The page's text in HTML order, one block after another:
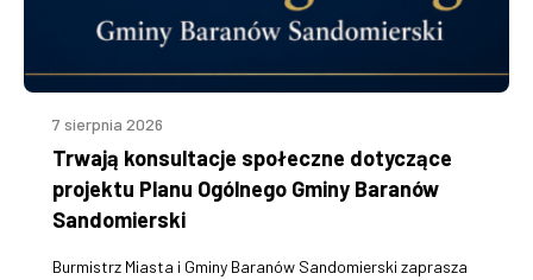
7 sierpnia 2026
Trwają konsultacje społeczne dotyczące
projektu Planu Ogólnego Gminy Baranów
Sandomierski
Burmistrz Miasta i Gminy Baranów Sandomierski zaprasza